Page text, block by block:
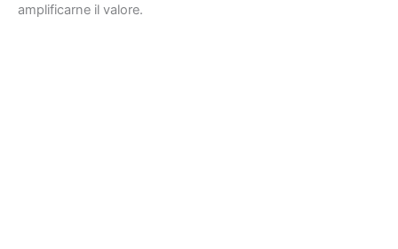
amplificarne il valore.